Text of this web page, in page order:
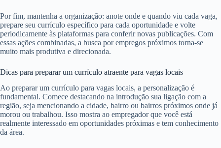
Por fim, mantenha a organização: anote onde e quando viu cada vaga,
prepare seu currículo específico para cada oportunidade e volte
periodicamente às plataformas para conferir novas publicações. Com
essas ações combinadas, a busca por empregos próximos torna-se
muito mais produtiva e direcionada.
Dicas para preparar um currículo atraente para vagas locais
Ao preparar um currículo para vagas locais, a personalização é
fundamental. Comece destacando na introdução sua ligação com a
região, seja mencionando a cidade, bairro ou bairros próximos onde já
morou ou trabalhou. Isso mostra ao empregador que você está
realmente interessado em oportunidades próximas e tem conhecimento
da área.